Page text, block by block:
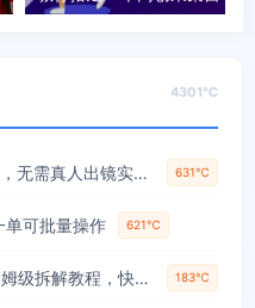
4301℃
抖音快手财神爷AI智能直播间，无需真人出镜实时互动，不封号礼物打赏赚到手软 631℃
可批量操作 621℃
亲子教育对话短视频起号，保姆级拆解教程，快速起千粉万粉号 183℃